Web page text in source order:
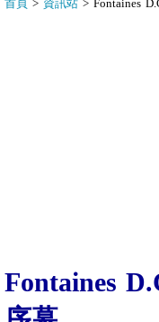
首頁 > 資訊站 > Fontaines
Fontaines